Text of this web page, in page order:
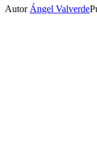
Autor Ángel Valverde